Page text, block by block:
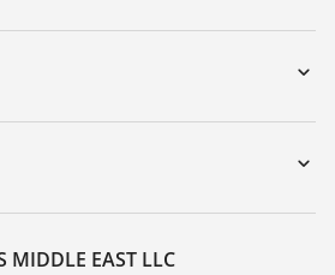
série
MIDDLE EAST LLC